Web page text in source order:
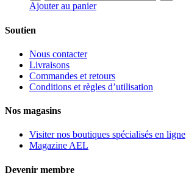
Ajouter au panier
Soutien
Nous contacter
Livraisons
Commandes et retours
Conditions et règles d’utilisation
Nos magasins
Visiter nos boutiques spécialisés en ligne
Magazine AEL
Devenir membre